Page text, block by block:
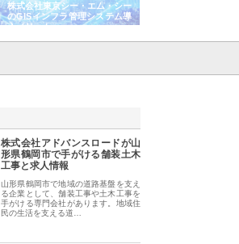
株式会社東京シー・エム・シー
のGISインフラ管理システム導
入メリット
株式会社アドバンスロードが山
形県鶴岡市で手がける舗装土木
工事と求人情報
山形県鶴岡市で地域の道路基盤を支え
る企業として、舗装工事や土木工事を
手がける専門会社があります。地域住
民の生活を支える道…